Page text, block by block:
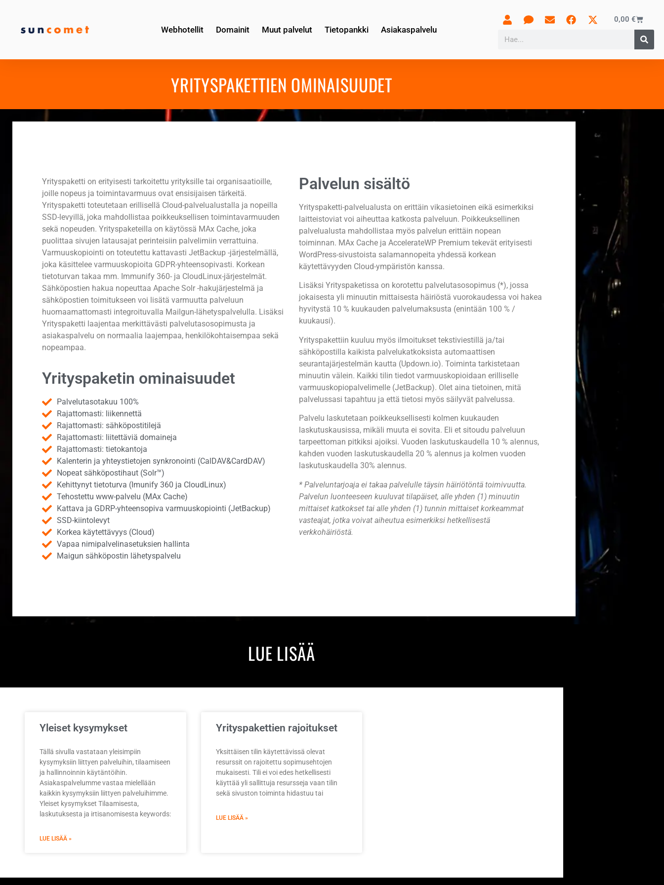
Webhotellit Domainit Muut palvelut Tietopankki Asiakaspalvelu
0,00 €
YRITYSPAKETTIEN OMINAISUUDET
Yrityspaketti on erityisesti tarkoitettu yrityksille tai organisaatioille,
joille nopeus ja toimintavarmuus ovat ensisijaisen tärkeitä.
Yrityspaketti toteutetaan erillisellä Cloud-palvelualustalla ja nopeilla
SSD-levyillä, joka mahdollistaa poikkeuksellisen toimintavarmuuden
sekä nopeuden. Yrityspaketeilla on käytössä MAx Cache, joka
puolittaa sivujen latausajat perinteisiin palvelimiin verrattuina.
Varmuuskopiointi on toteutettu kattavasti JetBackup -järjestelmällä,
joka käsittelee varmuuskopioita GDPR-yhteensopivasti. Korkean
tietoturvan takaa mm. Immunify 360- ja CloudLinux-järjestelmät.
Sähköpostien hakua nopeuttaa Apache Solr -hakujärjestelmä ja
sähköpostien toimitukseen voi lisätä varmuutta palveluun
huomaamattomasti integroituvalla Mailgun-lähetyspalvelulla. Lisäksi
Yrityspaketti laajentaa merkittävästi palvelutasosopimusta ja
asiakaspalvelu on normaalia laajempaa, henkilökohtaisempaa sekä
nopeampaa.
Yrityspaketin ominaisuudet
Palvelutasotakuu 100%
Rajattomasti: liikennettä
Rajattomasti: sähköpostitilejä
Rajattomasti: liitettäviä domaineja
Rajattomasti: tietokantoja
Kalenterin ja yhteystietojen synkronointi (CalDAV&CardDAV)
Nopeat sähköpostihaut (Solr™)
Kehittynyt tietoturva (Imunify 360 ja CloudLinux)
Tehostettu www-palvelu (MAx Cache)
Kattava ja GDRP-yhteensopiva varmuuskopiointi (JetBackup)
SSD-kiintolevyt
Korkea käytettävyys (Cloud)
Vapaa nimipalvelinasetuksien hallinta
Maigun sähköpostin lähetyspalvelu
Palvelun sisältö
Yrityspaketti-palvelualusta on erittäin vikasietoinen eikä esimerkiksi
laitteistoviat voi aiheuttaa katkosta palveluun. Poikkeuksellinen
palvelualusta mahdollistaa myös palvelun erittäin nopean
toiminnan. MAx Cache ja AccelerateWP Premium tekevät erityisesti
WordPress-sivustoista salamannopeita yhdessä korkean
käytettävyyden Cloud-ympäristön kanssa.
Lisäksi Yrityspaketissa on korotettu palvelutasosopimus (*), jossa
jokaisesta yli minuutin mittaisesta häiriöstä vuorokaudessa voi hakea
hyvitystä 10 % kuukauden palvelumaksusta (enintään 100 % /
kuukausi).
Yrityspakettiin kuuluu myös ilmoitukset tekstiviestillä ja/tai
sähköpostilla kaikista palvelukatkoksista automaattisen
seurantajärjestelmän kautta (Updown.io). Toiminta tarkistetaan
minuutin välein. Kaikki tilin tiedot varmuuskopioidaan erilliselle
varmuuskopiopalvelimelle (JetBackup). Olet aina tietoinen, mitä
palvelussasi tapahtuu ja että tietosi myös säilyvät palvelussa.
Palvelu laskutetaan poikkeuksellisesti kolmen kuukauden
laskutuskausissa, mikäli muuta ei sovita. Eli et sitoudu palveluun
tarpeettoman pitkiksi ajoiksi. Vuoden laskutuskaudella 10 % alennus,
kahden vuoden laskutuskaudella 20 % alennus ja kolmen vuoden
laskutuskaudella 30% alennus.
* Palveluntarjoaja ei takaa palvelulle täysin häiriötöntä toimivuutta.
Palvelun luonteeseen kuuluvat tilapäiset, alle yhden (1) minuutin
mittaiset katkokset tai alle yhden (1) tunnin mittaiset korkeammat
vasteajat, jotka voivat aiheutua esimerkiksi hetkellisestä
verkkohäiriöstä.
LUE LISÄÄ
Yleiset kysymykset
Tällä sivulla vastataan yleisimpiin
kysymyksiin liittyen palveluihin, tilaamiseen
ja hallinnoinnin käytäntöihin.
Asiakaspalvelumme vastaa mielellään
kaikkin kysymyksiin liittyen palveluihimme.
Yleiset kysymykset Tilaamisesta,
laskutuksesta ja irtisanomisesta keywords:
LUE LISÄÄ »
Yrityspakettien rajoitukset
Yksittäisen tilin käytettävissä olevat
resurssit on rajoitettu sopimusehtojen
mukaisesti. Tili ei voi edes hetkellisesti
käyttää yli sallittuja resursseja vaan tilin
sekä sivuston toiminta hidastuu tai
LUE LISÄÄ »